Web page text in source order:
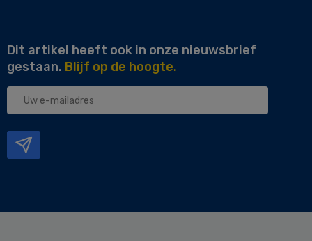
Dit artikel heeft ook in onze nieuwsbrief
gestaan. Blijf op de hoogte.
Uw